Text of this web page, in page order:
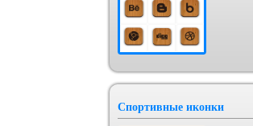
Спортивные иконки